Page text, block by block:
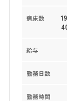
病床数
給与
勤務日数
勤務時間